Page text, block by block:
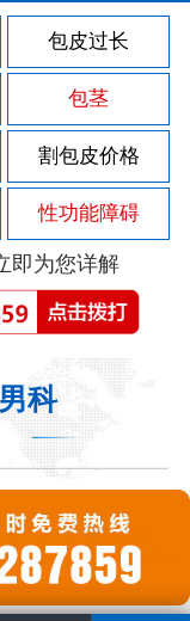
包皮过长
包茎
割包皮价格
性功能障碍
即为您详解
科